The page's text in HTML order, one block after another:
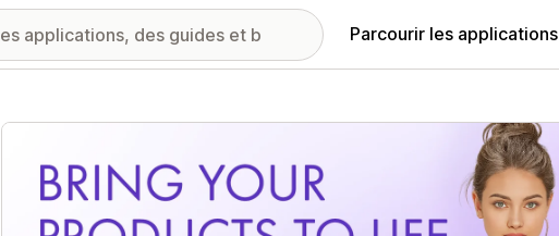
Parcourir les applications
Galerie d’images vedette